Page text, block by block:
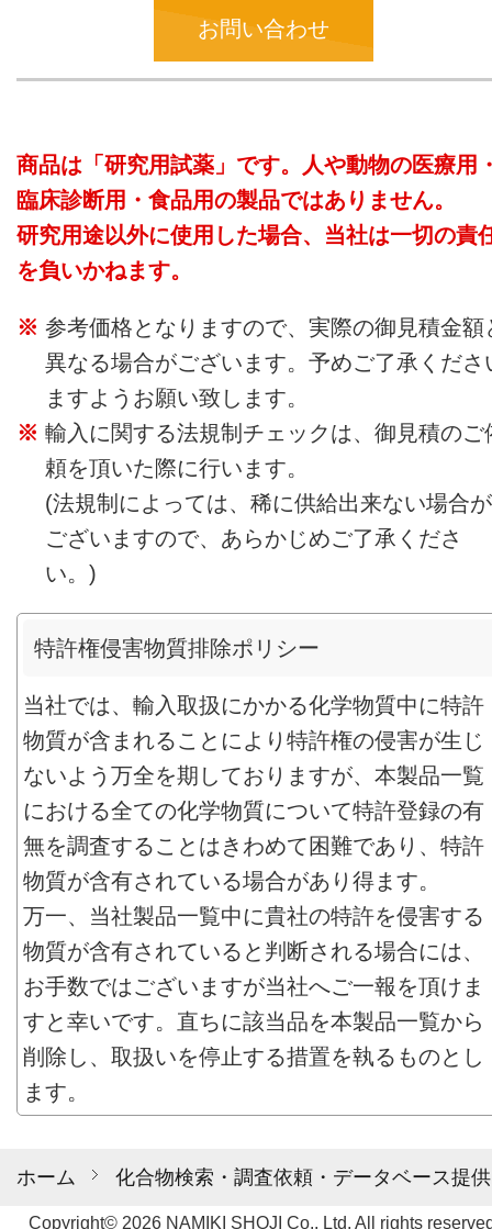
ホーム 化合物検索・調査依頼・データベース提供
お問い合わせ
商品は「研究用試薬」です。人や動物の医療用
臨床診断用・食品用の製品ではありません。
研究用途以外に使用した場合、当社は一切の責
を負いかねます。
参考価格となりますので、実際の御見積金額
異なる場合がございます。予めご了承くださ
ますようお願い致します。
輸入に関する法規制チェックは、御見積のご
頼を頂いた際に行います。
(法規制によっては、稀に供給出来ない場合が
ございますので、あらかじめご了承くださ
い。)
特許権侵害物質排除ポリシー
当社では、輸入取扱にかかる化学物質中に特許
物質が含まれることにより特許権の侵害が生じ
ないよう万全を期しておりますが、本製品一覧
における全ての化学物質について特許登録の有
無を調査することはきわめて困難であり、特許
物質が含有されている場合があり得ます。
万一、当社製品一覧中に貴社の特許を侵害する
物質が含有されていると判断される場合には、
お手数ではございますが当社へご一報を頂けま
すと幸いです。直ちに該当品を本製品一覧から
削除し、取扱いを停止する措置を執るものとし
ます。
Copyright© 2026 NAMIKI SHOJI Co., Ltd. All rights